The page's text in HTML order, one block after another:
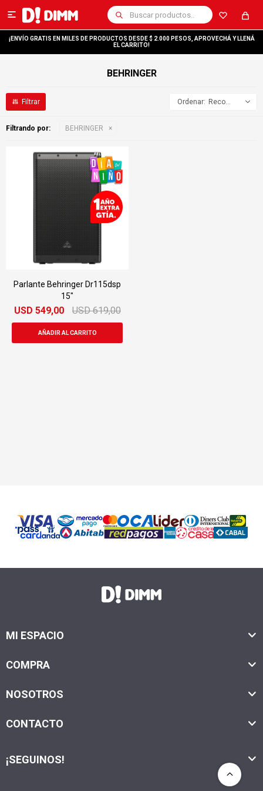

¡ENVÍO GRATIS EN MILES DE PRODUCTOS DESDE $ 2.000 PESOS, APROVECHÁ Y LLENÁ
EL CARRITO!
BEHRINGER
Recomendados
Filtrando por: BEHRINGER
Parlante Behringer Dr115dsp
15"
USD 549,00 USD 619,00
MI ESPACIO
COMPRA
NOSOTROS
CONTACTO
¡SEGUINOS!